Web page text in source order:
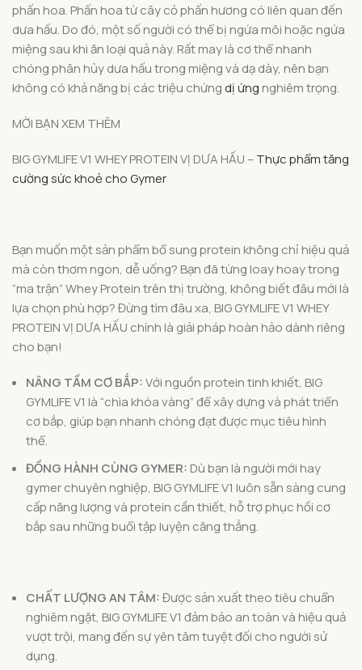
phấn hoa. Phấn hoa từ cây cỏ phấn hương có liên quan đến
dưa hấu. Do đó, một số người có thể bị ngứa môi hoặc ngứa
miệng sau khi ăn loại quả này. Rất may là cơ thể nhanh
chóng phân hủy dưa hấu trong miệng và dạ dày, nên bạn
không có khả năng bị các triệu chứngdị ứng nghiêm trọng.
MỜI BẠN XEM THÊM
BIG GYMLIFE V1 WHEY PROTEIN VỊ DƯA HẤU –Thực phẩm tăng
cường sức khoẻ cho Gymer
Bạn muốn một sản phẩm bổ sung protein không chỉ hiệu quả
mà còn thơm ngon, dễ uống? Bạn đã từng loay hoay trong
“ma trận” Whey Protein trên thị trường, không biết đâu mới là
lựa chọn phù hợp? Đừng tìm đâu xa, BIG GYMLIFE V1 WHEY
PROTEIN VỊ DƯA HẤU chính là giải pháp hoàn hảo dành riêng
cho bạn!
NÂNG TẦM CƠ BẮP:Với nguồn protein tinh khiết, BIG
GYMLIFE V1 là “chìa khóa vàng” để xây dựng và phát triển
cơ bắp, giúp bạn nhanh chóng đạt được mục tiêu hình
thể.
ĐỒNG HÀNH CÙNG GYMER: Dù bạn là người mới hay
gymer chuyên nghiệp, BIG GYMLIFE V1 luôn sẵn sàng cung
cấp năng lượng và protein cần thiết, hỗ trợ phục hồi cơ
bắp sau những buổi tập luyện căng thẳng.
CHẤT LƯỢNG AN TÂM:Được sản xuất theo tiêu chuẩn
nghiêm ngặt, BIG GYMLIFE V1 đảm bảo an toàn và hiệu quả
vượt trội, mang đến sự yên tâm tuyệt đối cho người sử
dụng.